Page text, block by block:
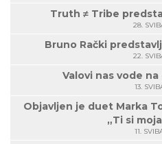
Truth ≠ Tribe
28.
Bruno Rački
22.
Valovi nas vode
13.
Objavljen je duet Marka
„Ti si
11.